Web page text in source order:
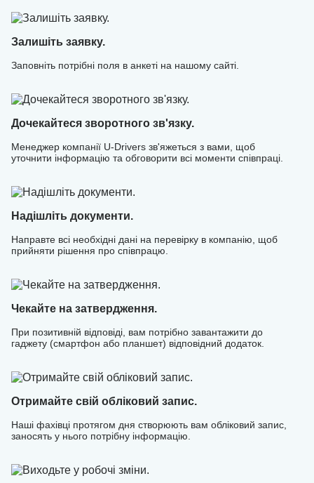
щоб ви могли одразу перейти до заробітку. Приєднуйтесь
до U-Drivers та керуйте своїм часом і доходом без зайвих
Залишіть заявку.
Заповніть потрібні поля в анкеті на нашому сайті.
Дочекайтеся зворотного зв'язку.
Менеджер компанії U-Drivers зв'яжеться з вами, щоб
уточнити інформацію та обговорити всі моменти співпраці.
Надішліть документи.
Направте всі необхідні дані на перевірку в компанію, щоб
прийняти рішення про співпрацю.
Чекайте на затвердження.
При позитивній відповіді, вам потрібно завантажити до
гаджету (смартфон або планшет) відповідний додаток.
Отримайте свій обліковий запис.
Наші фахівці протягом дня створюють вам обліковий запис,
заносять у нього потрібну інформацію.